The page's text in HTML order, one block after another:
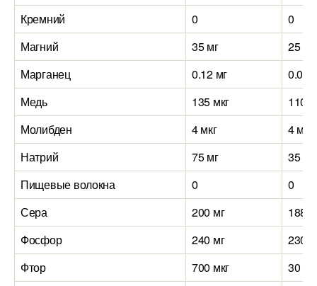
Кремний
0
0
Магний
35 мг
25 мг
Марганец
0.12 мг
0.05
Медь
135 мкг
110
Молибден
4 мкг
4 мкг
Натрий
75 мг
35 мг
Пищевые волокна
0
0
Сера
200 мг
188
Фосфор
240 мг
230
Фтор
700 мкг
30